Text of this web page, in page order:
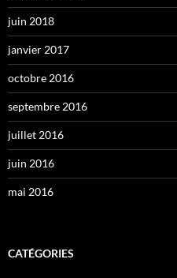
juin 2018
janvier 2017
octobre 2016
septembre 2016
juillet 2016
juin 2016
mai 2016
CATÉGORIES